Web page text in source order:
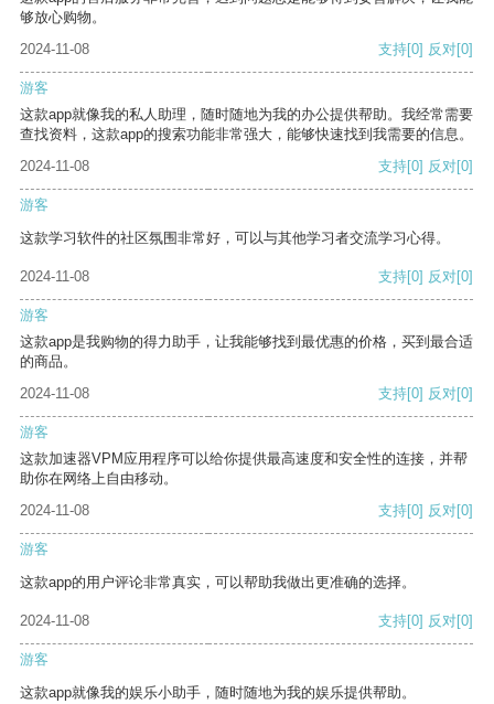
够放心购物。
2024-11-08
支持[0] 反对[0]
游客
这款app就像我的私人助理，随时随地为我的办公提供帮助。我经常需要
查找资料，这款app的搜索功能非常强大，能够快速找到我需要的信息。
2024-11-08
支持[0] 反对[0]
游客
这款学习软件的社区氛围非常好，可以与其他学习者交流学习心得。
2024-11-08 支持[0] 反对[0]
游客
这款app是我购物的得力助手，让我能够找到最优惠的价格，买到最合适
的商品。
2024-11-08
支持[0] 反对[0]
游客
这款加速器VPM应用程序可以给你提供最高速度和安全性的连接，并帮
助你在网络上自由移动。
2024-11-08
支持[0] 反对[0]
游客
这款app的用户评论非常真实，可以帮助我做出更准确的选择。
2024-11-08 支持[0] 反对[0]
游客
这款app就像我的娱乐小助手，随时随地为我的娱乐提供帮助。